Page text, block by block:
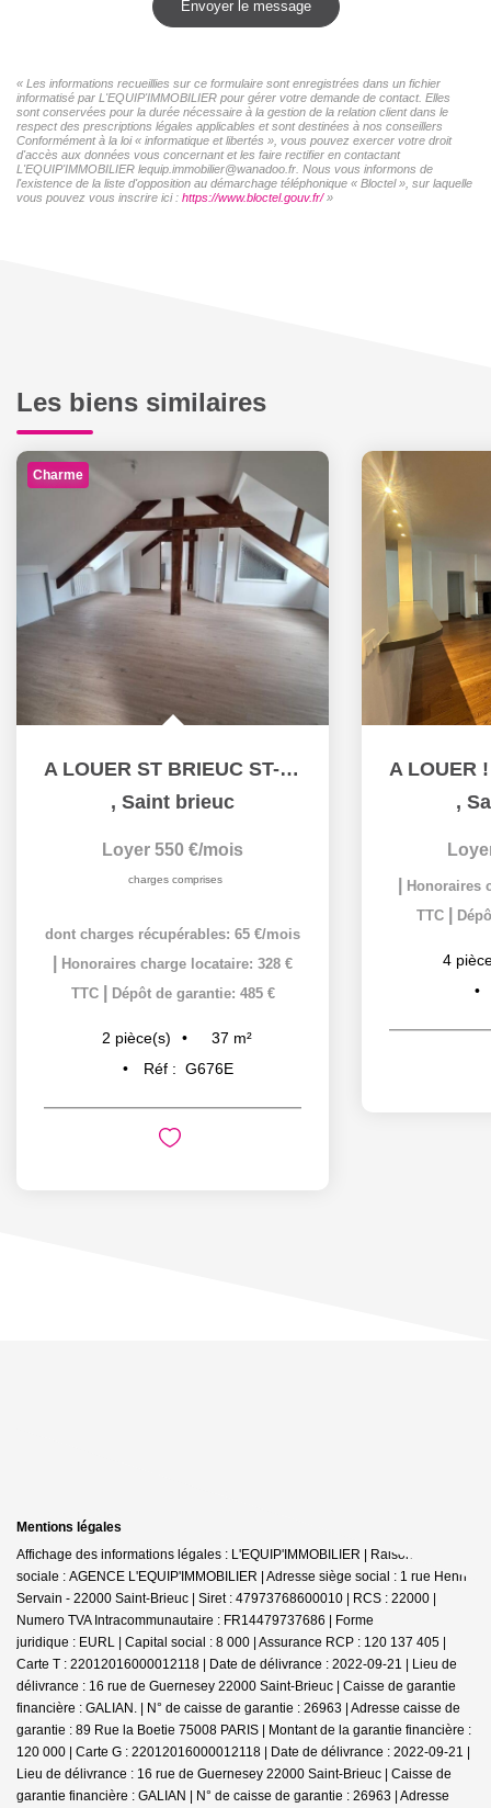
Envoyer le message
« Les informations recueillies sur ce formulaire sont enregistrées dans un fichier
informatisé par L'EQUIP'IMMOBILIER pour gérer votre demande de contact. Elles
sont conservées pour la durée nécessaire à la gestion de la relation client dans le
respect des prescriptions légales applicables et sont destinées à nos conseillers
Conformément à la loi « informatique et libertés », vous pouvez exercer votre droit
d'accès aux données vous concernant et les faire rectifier en contactant
L'EQUIP'IMMOBILIER lequip.immobilier@wanadoo.fr. Nous vous informons de
l'existence de la liste d'opposition au démarchage téléphonique « Bloctel », sur laquelle
vous pouvez vous inscrire ici : https://www.bloctel.gouv.fr/»
Les biens similaires
Charme
A LOUER ST BRIEUC ST-MICHEL, T2 rénové CHARME
, Saint brieuc
Loyer 550 €/mois
charges comprises
dont charges récupérables: 65 €/mois
Honoraires charge locataire: 328 €
TTC
Dépôt de garantie: 485 €
2 pièce(s) 37 m²
Réf : G676E
,
Honoraires
TTC
4
Mentions légales
Affichage des informations légales : L'EQUIP'IMMOBILIER | Raison
sociale : AGENCE L'EQUIP'IMMOBILIER | Adresse siège social : 1 rue Henri
Servain - 22000 Saint-Brieuc | Siret : 47973768600010 | RCS : 22000 |
Numero TVA Intracommunautaire : FR14479737686 | Forme
juridique : EURL | Capital social : 8 000 | Assurance RCP : 120 137 405 |
Carte T : 22012016000012118 | Date de délivrance : 2022-09-21 | Lieu de
délivrance : 16 rue de Guernesey 22000 Saint-Brieuc | Caisse de garantie
financière : GALIAN. | N° de caisse de garantie : 26963 | Adresse caisse de
garantie : 89 Rue la Boetie 75008 PARIS | Montant de la garantie financière :
120 000 | Carte G : 22012016000012118 | Date de délivrance : 2022-09-21 |
Lieu de délivrance : 16 rue de Guernesey 22000 Saint-Brieuc | Caisse de
garantie financière : GALIAN | N° de caisse de garantie : 26963 | Adresse